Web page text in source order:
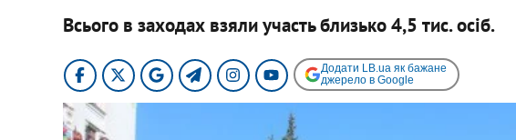
Всього в заходах взяли участь близько 4,5 тис. осіб.
Додати LB.ua як бажане
джерело в Google